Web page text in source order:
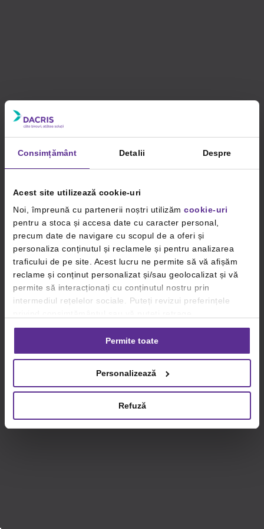
Consimțământ Detalii Despre
Acest site utilizează cookie-uri
Noi, împreună cu partenerii noștri utilizăm cookie-uri
pentru a stoca și accesa date cu caracter personal,
precum date de navigare cu scopul de a oferi și
personaliza conținutul și reclamele și pentru analizarea
traficului de pe site. Acest lucru ne permite să vă afișăm
reclame și conținut personalizat și/sau geolocalizat și vă
permite să interacționați cu conținutul nostru prin
intermediul rețelelor sociale. Puteți revizui preferințele
consimțământul oricând, făcând click pe linkul către
setările dvs. de cookie-uri.
privind utilizarea modulelor cookie.Detalii
Permite toate
Personalizează
Refuză